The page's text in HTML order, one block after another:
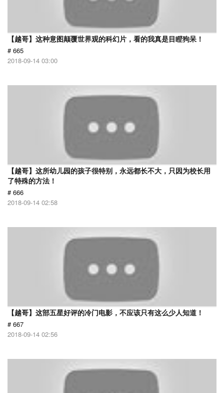
【越哥】这种意图颠覆世界观的科幻片，看的我真是目瞪狗呆！
# 665
2018-09-14 03:00
【越哥】这所幼儿园的孩子很特别，永远都长不大，只因为校长用
了特殊的方法！
# 666
2018-09-14 02:58
【越哥】这部五星好评的冷门电影，不应该只有这么少人知道！
# 667
2018-09-14 02:56